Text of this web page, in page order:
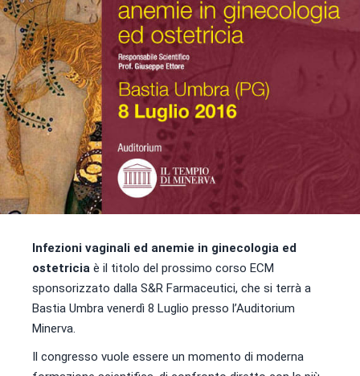
Infezioni vaginali ed anemie in ginecologia ed
ostetricia è il titolo del prossimo corso ECM
sponsorizzato dalla S&R Farmaceutici, che si terrà a
Bastia Umbra venerdì 8 Luglio presso l’Auditorium
Minerva.
Il congresso vuole essere un momento di moderna